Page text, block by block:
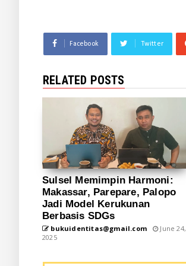
Facebook Twitter
RELATED POSTS
Sulsel Memimpin Harmoni:
Makassar, Parepare, Palopo
Jadi Model Kerukunan
Berbasis SDGs
bukuidentitas@gmail.com
June 24,
2025